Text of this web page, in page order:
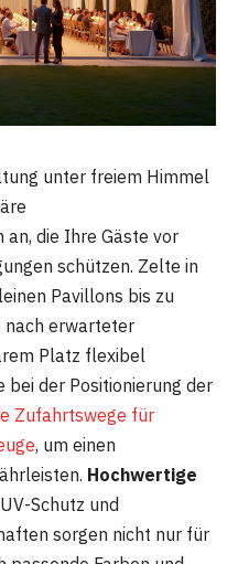
unter freiem Himmel
die Ihre Gäste vor
schützen. Zelte in
Pavillons bis zu
nach erwarteter
Platz flexibel
bei der Positionierung der
Zufahrtswege für
, um einen
Hochwertige
Schutz und
sorgen nicht nur für